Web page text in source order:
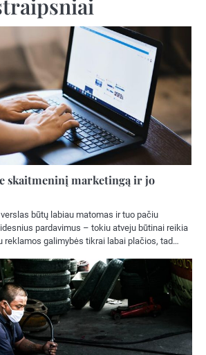
skaitmeninį marketingą ir jo
būtų labiau matomas ir tuo pačiu
pardavimus – tokiu atveju būtinai reikia
reklamos galimybės tikrai labai plačios, tad…